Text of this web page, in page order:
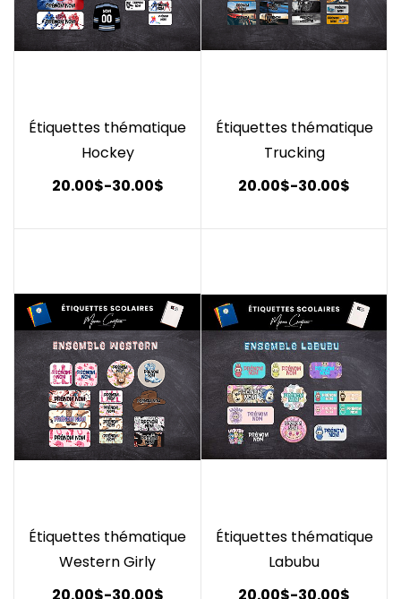
Étiquettes thématique
Hockey
20.00$-30.00$
Étiquettes thématique
Trucking
20.00$-30.00$
Étiquettes thématique
Western Girly
Étiquettes thématique
Labubu